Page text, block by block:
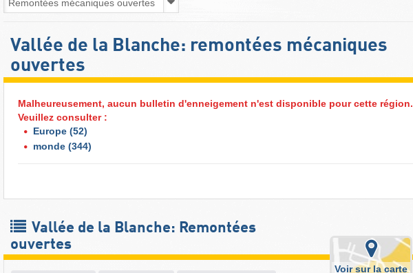
Vallée de la Blanche: remontées mécaniques
ouvertes
Malheureusement, aucun bulletin d'enneigement n'est disponible pour cette région.
Veuillez consulter :
Europe (52)
monde (344)
Vallée de la Blanche: Remontées
ouvertes
Voir sur la carte